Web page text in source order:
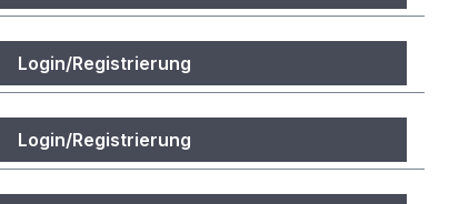
Login/Registrierung
Login/Registrierung